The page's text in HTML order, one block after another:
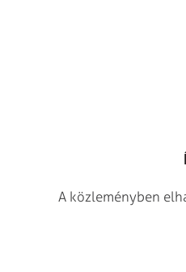
A közleményben